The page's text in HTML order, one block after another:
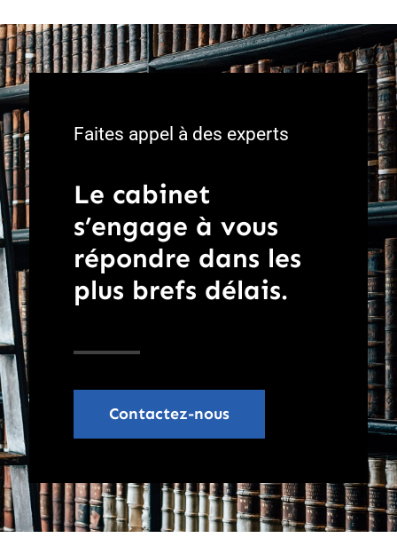
Faites appel à des experts
Le cabinet
s’engage à vous
répondre dans les
plus brefs délais.
Contactez-nous